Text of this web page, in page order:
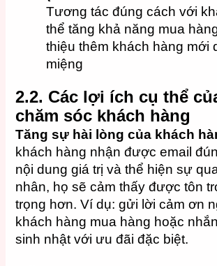
Tương tác đúng cách với
thể tăng khả năng mua
thiệu thêm khách hàng mới
miệng
2.2. Các lợi ích cụ thể
chăm sóc khách hàng
Tăng sự hài lòng của khách
khách hàng nhận được email
nội dung giá trị và thể hiện sự
nhân, họ sẽ cảm thấy được tôn
trọng hơn. Ví dụ: gửi lời cảm ơn
khách hàng mua hàng hoặc
sinh nhật với ưu đãi đặc biệt.